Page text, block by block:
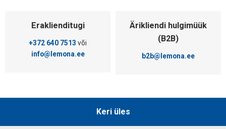
Eraklienditugi
+372 640 7513 või
info@lemona.ee
Ärikliendi hulgimüük
(B2B)
b2b@lemona.ee
Keri üles